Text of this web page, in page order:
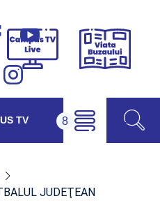
Campus
Viața
TV
JUDEŢEAN